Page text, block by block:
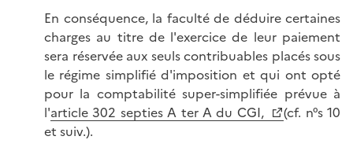
En conséquence, la faculté de déduire certaines
charges au titre de l'exercice de leur paiement
sera réservée aux seuls contribuables placés sous
le régime simplifié d'imposition et qui ont opté
pour la comptabilité super-simplifiée prévue à
l'article 302 septies A ter A du CGI,
(cf. n°s 10
et suiv.).